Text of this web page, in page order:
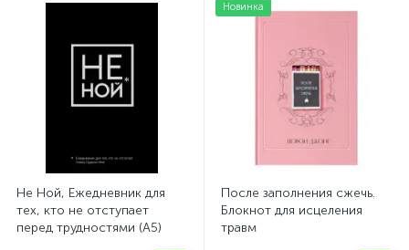
Не Ной, Ежедневник для
тех, кто не отступает
перед трудностями (А5)
Новинка
После заполнения сжечь.
Блокнот для исцеления
травм